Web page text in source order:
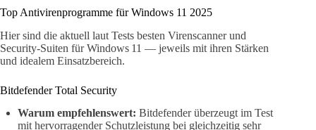
Top Antivirenprogramme für Windows 11 2025
Hier sind die aktuell laut Tests besten Virenscanner und
Security‑Suiten für Windows 11 — jeweils mit ihren Stärken
und idealem Einsatzbereich.
Bitdefender Total Security
Warum empfehlenswert: Bitdefender überzeugt im Test
mit hervorragender Schutzleistung bei gleichzeitig sehr